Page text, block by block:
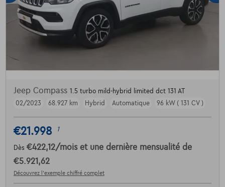
Jeep Compass 1.5 turbo mild-hybrid limited dct 131 AT
02/2023
68.927 km Hybrid Automatique 96 kW ( 131 CV )
€21.998 1
Dès €422,12/mois et une dernière mensualité de
€5.921,62
Découvrez l’exemple chiffré complet